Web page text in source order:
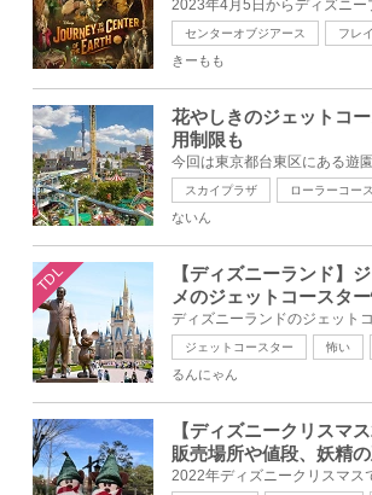
センターオブジアース フレ
きーもも
花やしきのジェットコ
用制限も
スカイプラザ ローラーコー
ないん
TDL
【ディズニーランド】
メのジェットコースタ
ジェットコースター 怖い
るんにゃん
【ディズニークリスマ
販売場所や値段、妖精